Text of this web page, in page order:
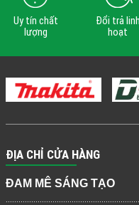
Uy tín chất
lượng
Đổi trả linh
hoạt
ĐỊA CHỈ CỬA HÀNG
ĐAM MÊ SÁNG TẠO